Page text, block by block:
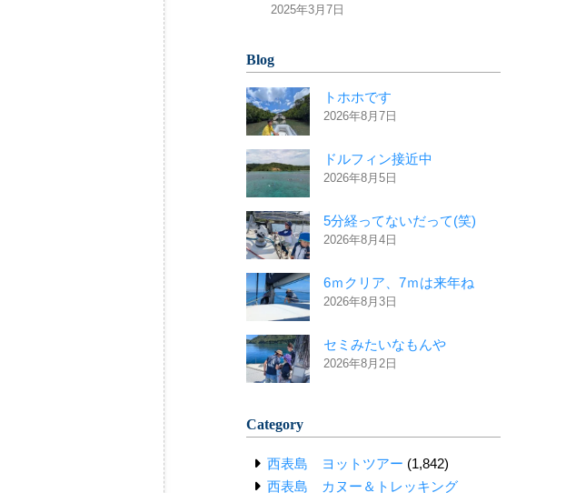
2025年3月7日
Blog
トホホです
2026年8月7日
ドルフィン接近中
2026年8月5日
5分経ってないだって(笑)
2026年8月4日
6ｍクリア、7ｍは来年ね
2026年8月3日
セミみたいなもんや
2026年8月2日
Category
西表島 ヨットツアー (1,842)
西表島 カヌー＆トレッキング